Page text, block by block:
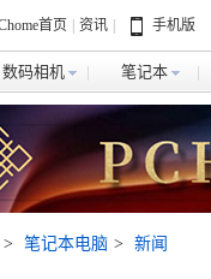
首页 资讯 手机版
数码相机 笔记本
> 笔记本电脑 > 新闻